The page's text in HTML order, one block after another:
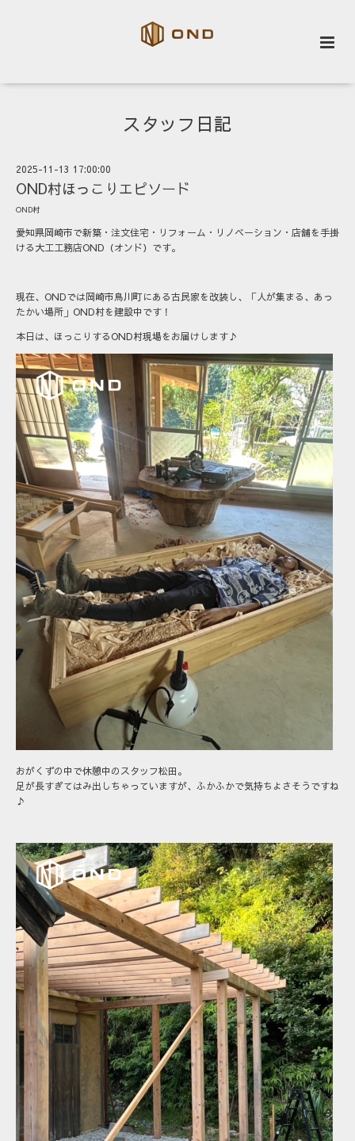
スタッフ日記
2025-11-13 17:00:00
OND村ほっこりエピソード
OND村
愛知県岡崎市で新築・注文住宅・リフォーム・リノベーション・店舗を手掛
ける大工工務店OND（オンド）です。
現在、ONDでは岡崎市鳥川町にある古民家を改装し、「人が集まる、あっ
たかい場所」OND村を建設中です！
本日は、ほっこりするOND村現場をお届けします♪
おがくずの中で休憩中のスタッフ松田。
足が長すぎてはみ出しちゃっていますが、ふかふかで気持ちよさそうですね
♪